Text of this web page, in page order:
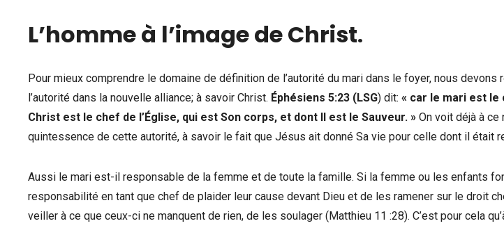
L’homme à l’image de Christ.
Pour mieux comprendre le domaine de définition de l’autorité du mari dans le foyer, nous devons
l’autorité dans la nouvelle alliance; à savoir Christ. Éphésiens 5:23 (LSG) dit: « car le mari est le
Christ est le chef de l’Église, qui est Son corps, et dont Il est le Sauveur. » On voit déjà à ce
quintessence de cette autorité, à savoir le fait que Jésus ait donné Sa vie pour celle dont il était
Aussi le mari est-il responsable de la femme et de toute la famille. Si la femme ou les enfants
responsabilité en tant que chef de plaider leur cause devant Dieu et de les ramener sur le droit
veiller à ce que ceux-ci ne manquent de rien, de les soulager (Matthieu 11 :28). C’est pour cela